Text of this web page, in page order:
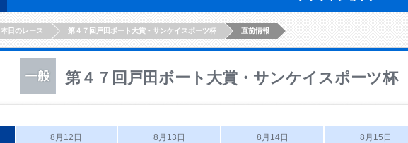
本日のレース 第４７回戸田ボート大賞・サンケイスポーツ杯 直前情報
第４７回戸田ボート大賞・サンケイスポーツ杯
8月12日 8月13日 8月14日 8月15日